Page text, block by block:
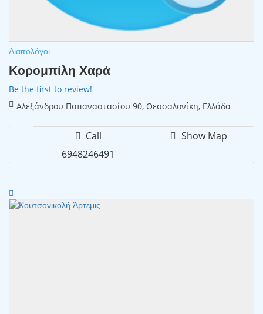
Διαιτολόγοι
Κορομπίλη Χαρά
Be the first to review!
Αλεξάνδρου Παπαναστασίου 90, Θεσσαλονίκη, Ελλάδα
Call
6948246491
Show Map